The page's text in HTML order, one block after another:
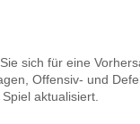
sich für eine
Offensiv- und
aktualisiert.